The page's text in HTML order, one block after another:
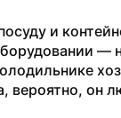
и
—
вероятно, он